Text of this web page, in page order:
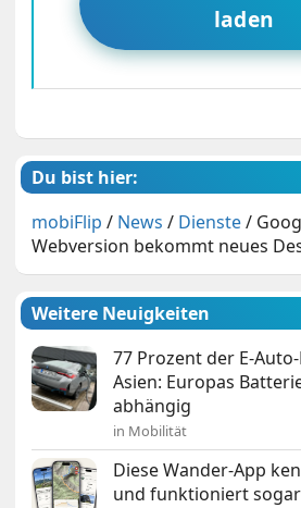
laden
Du bist hier:
mobiFlip / News / Dienste/
Webversion bekommt neues
Weitere Neuigkeiten
77 Prozent der E-
Asien: Europas
abhängig
in Mobilität
Diese Wander-App
und funktioniert